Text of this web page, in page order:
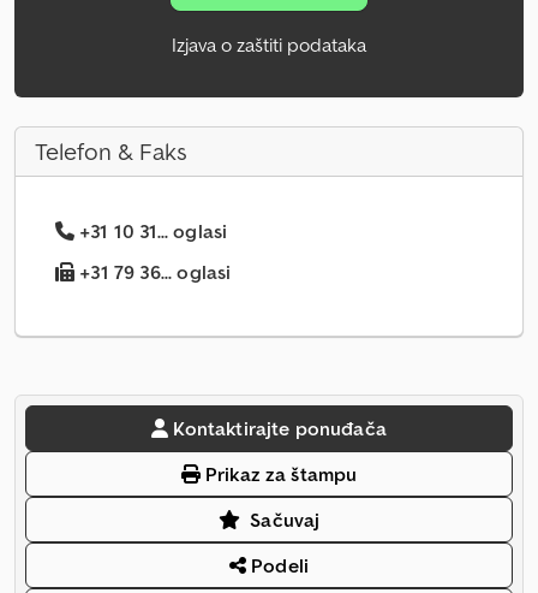
Izjava o zaštiti podataka
Telefon & Faks
+31 10 31... oglasi
+31 79 36... oglasi
Kontaktirajte ponuđača
Prikaz za štampu
Sačuvaj
Podeli